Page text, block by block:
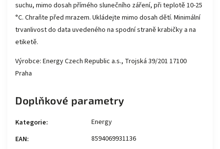
suchu, mimo dosah přímého slunečního záření, při teplotě 10-25
°C. Chraňte před mrazem. Ukládejte mimo dosah dětí. Minimální
trvanlivost do data uvedeného na spodní straně krabičky a na
etiketě.
Výrobce: Energy Czech Republic a.s., Trojská 39/201 17100
Praha
Doplňkové parametry
Kategorie:
Energy
EAN:
8594069931136